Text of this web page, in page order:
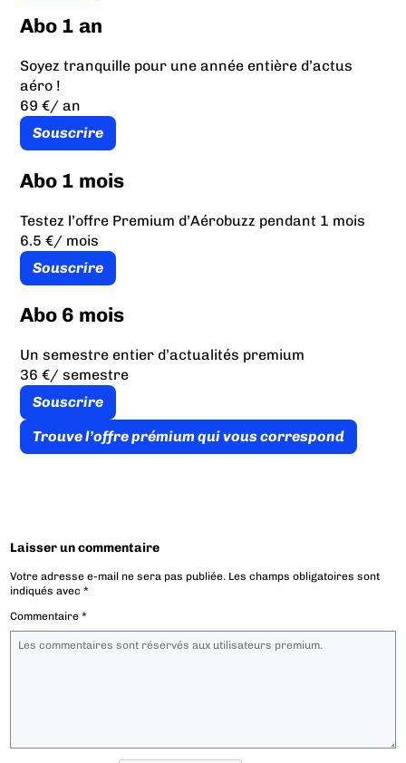
Abo 1 an
Soyez tranquille pour une année entière d’actus
aéro !
69 €/ an
Souscrire
Abo 1 mois
Testez l’offre Premium d’Aérobuzz pendant 1 mois
6.5 €/ mois
Souscrire
Abo 6 mois
Un semestre entier d’actualités premium
36 €/ semestre
Souscrire
Trouve l’offre prémium qui vous correspond
Laisser un commentaire
Votre adresse e-mail ne sera pas publiée. Les champs obligatoires sont
indiqués avec*
Commentaire*